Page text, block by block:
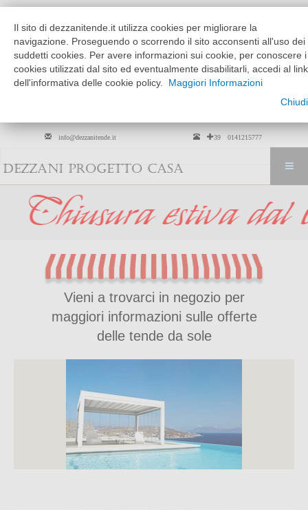
POMERIGGIO
MARTEDÌ --> VENERDÌ
9:30 - 12:30
15:30 - 19:30
SABATO
9:30 - 12:30
solo su
appuntamento
+39 0141215777
info@dezzanitende.it
DEZZANI PROGETTO CASA
estiva dal 01
Vieni a trovarci in negozio per
maggiori informazioni sulle offerte
delle tende da sole
Il sito di dezzanitende.it utilizza cookies per migliorare la
navigazione. Proseguendo o scorrendo il sito acconsenti all'uso dei
suddetti cookies. Per avere informazioni sui cookie, per conoscere i
cookies utilizzati dal sito ed eventualmente disabilitarli, accedi al link
dell'informativa delle cookie policy.
Maggiori Informazioni
Chiudi